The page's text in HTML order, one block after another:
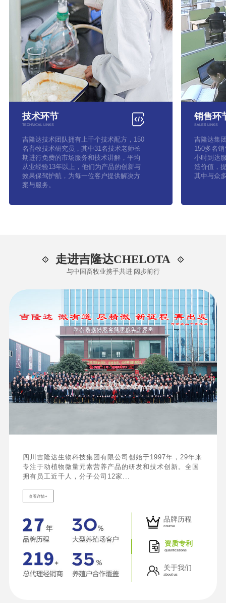
技术环节
TECHNICAL LINKS
吉隆达技术团队拥有上千个技术配方，150
名畜牧技术研究员，其中31名技术老师长
期进行免费的市场服务和技术讲解，平均
从业经验13年以上，他们为产品的创新与
效果保驾护航，为每一位客户提供解决方
案与服务。
销售环
SALES LINKS
吉隆达集
150多名
小时到达
造价值，
其中与众
走进吉隆达CHELOTA
与中国畜牧业携手共进 阔步前行
四川吉隆达生物科技集团有限公司创始于1997年，29年来
专注于动植物微量元素营养产品的研发和技术创新。全国
拥有员工近千人，分子公司12家...
查看详情+
品牌历程
course
资质专利
qualifications
关于我们
about us